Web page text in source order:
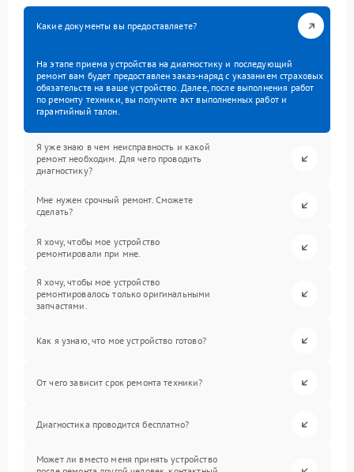
Какие документы вы предоставляете?
На этапе приема устройства на диагностику и последующий
ремонт вам будет предоставлен заказ-наряд с указанием страховых
обязательств на ваше устройство. Далее, после выполнения работ
по ремонту техники, вы получите акт выполненных работ и
гарантийный талон.
Я уже знаю в чем неисправность и какой
ремонт необходим. Для чего проводить
диагностику?
Мне нужен срочный ремонт. Сможете
сделать?
Я хочу, чтобы мое устройство
ремонтировали при мне.
Я хочу, чтобы мое устройство
ремонтировалось только оригинальными
запчастями.
Как я узнаю, что мое устройство готово?
От чего зависит срок ремонта техники?
Диагностика проводится бесплатно?
Может ли вместо меня принять устройство